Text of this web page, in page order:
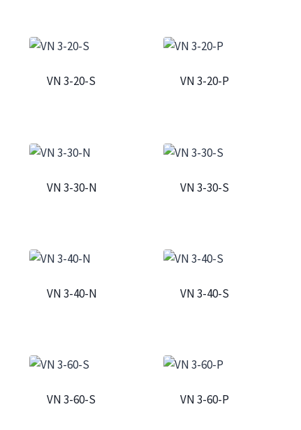
VN 3-20-S VN 3-20-P
VN 3-30-N VN 3-30-S
VN 3-40-N VN 3-40-S
VN 3-60-S VN 3-60-P